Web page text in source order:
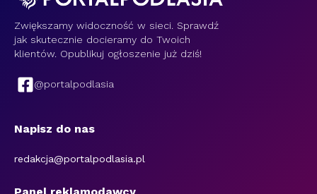
Zwiększamy widoczność w sieci. Sprawdź
jak skutecznie docieramy do Twoich
klientów. Opublikuj ogłoszenie już dziś!
@portalpodlasia
Napisz do nas
redakcja@portalpodlasia.pl